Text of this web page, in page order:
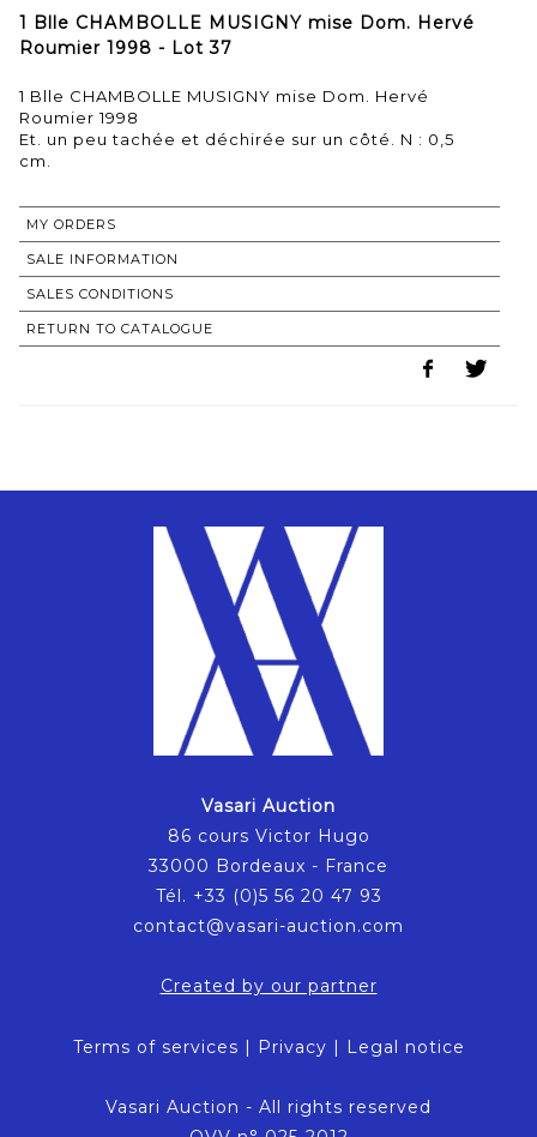
1 Blle CHAMBOLLE MUSIGNY mise Dom. Hervé
Roumier 1998 - Lot 37
1 Blle CHAMBOLLE MUSIGNY mise Dom. Hervé
Roumier 1998
Et. un peu tachée et déchirée sur un côté. N : 0,5
MY ORDERS
SALE INFORMATION
SALES CONDITIONS
RETURN TO CATALOGUE
Vasari Auction
86 cours Victor Hugo
33000 Bordeaux - France
Tél. +33 (0)5 56 20 47 93
contact@vasari-auction.com
Created by our partner
Terms of services | Privacy | Legal notice
Vasari Auction - All rights reserved